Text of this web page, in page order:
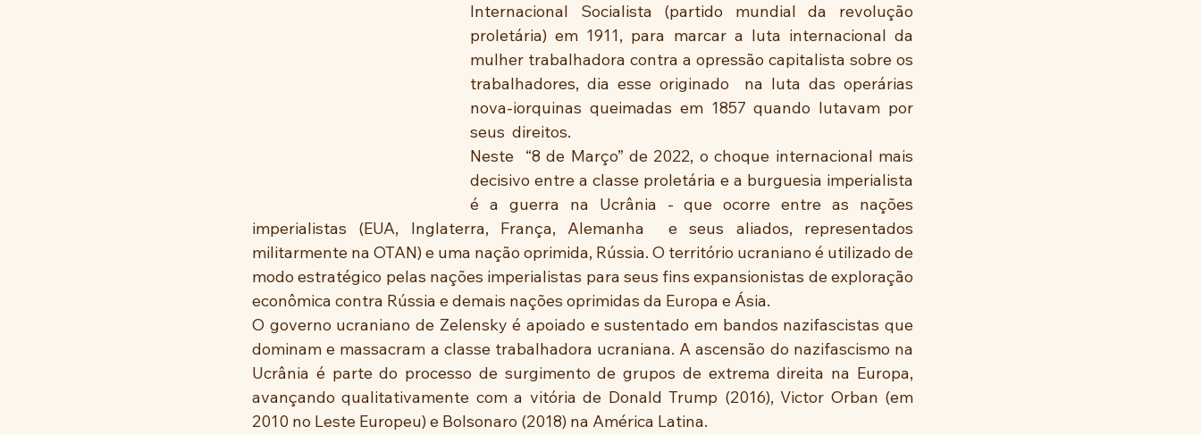
Internacional Socialista (partido mundial da revolução
proletária) em 1911, para marcar a luta internacional da
mulher trabalhadora contra a opressão capitalista sobre os
trabalhadores, dia esse originado  na luta das operárias
nova-iorquinas queimadas em 1857 quando lutavam por
seus  direitos.
Neste  “8 de Março” de 2022, o choque internacional mais
decisivo entre a classe proletária e a burguesia imperialista
é a guerra na Ucrânia - que ocorre entre as nações
imperialistas (EUA, Inglaterra, França, Alemanha  e seus aliados, representados
militarmente na OTAN) e uma nação oprimida, Rússia. O território ucraniano é utilizado de
modo estratégico pelas nações imperialistas para seus fins expansionistas de exploração
econômica contra Rússia e demais nações oprimidas da Europa e Ásia.
O governo ucraniano de Zelensky é apoiado e sustentado em bandos nazifascistas que
dominam e massacram a classe trabalhadora ucraniana. A ascensão do nazifascismo na
Ucrânia é parte do processo de surgimento de grupos de extrema direita na Europa,
avançando qualitativamente com a vitória de Donald Trump (2016), Victor Orban (em
2010 no Leste Europeu) e Bolsonaro (2018) na América Latina.